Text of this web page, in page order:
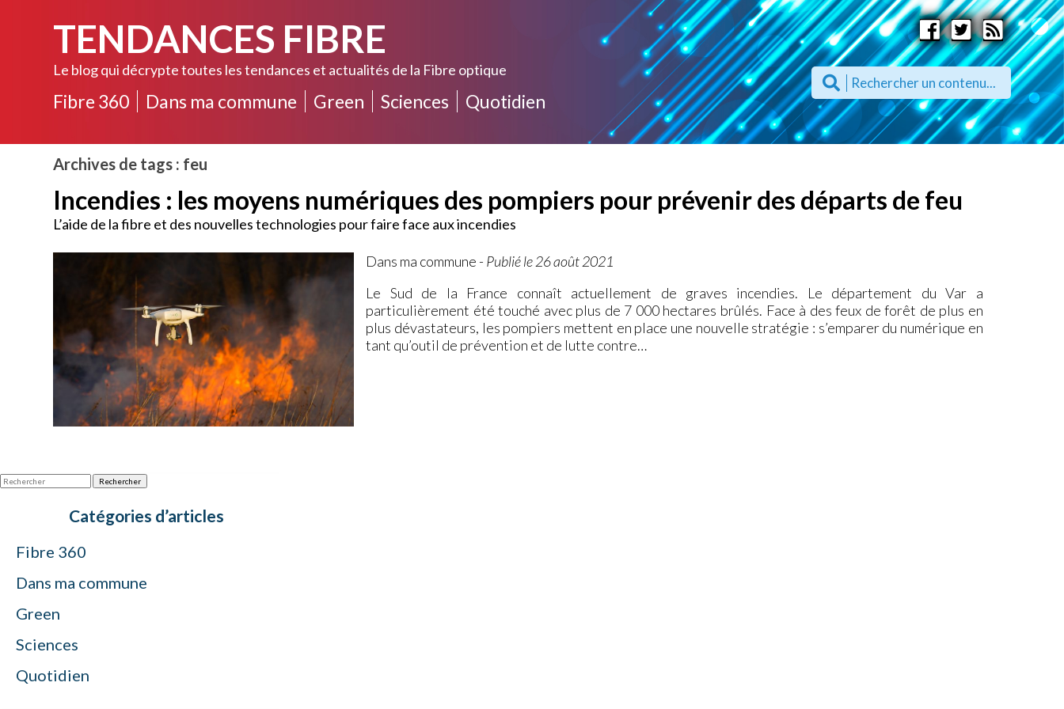
TENDANCES FIBRE
Le blog qui décrypte toutes les tendances et actualités de la Fibre optique
Fibre 360 Dans ma commune Green Sciences Quotidien
Archives de tags : feu
Incendies : les moyens numériques des pompiers pour prévenir des départs de feu
L’aide de la fibre et des nouvelles technologies pour faire face aux incendies
Dans ma commune - Publié le 26 août 2021
Le Sud de la France connaît actuellement de graves incendies. Le département du Var a
particulièrement été touché avec plus de 7 000 hectares brûlés. Face à des feux de forêt de plus en
plus dévastateurs, les pompiers mettent en place une nouvelle stratégie : s’emparer du numérique en
tant qu’outil de prévention et de lutte contre…
Rechercher
Catégories d’articles
Fibre 360
Dans ma commune
Green
Sciences
Quotidien